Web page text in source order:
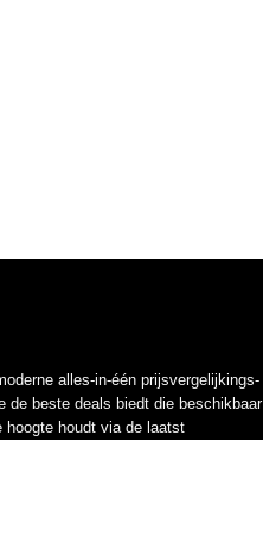
alles-in-één prijsvergelijkings-
de beste deals biedt die beschikbaar
hoogte houdt via de laatst